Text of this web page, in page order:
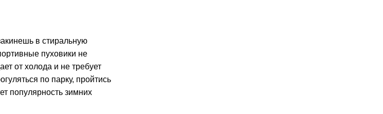
в стиральную
пуховики не
от холода и не требует
по парку, пройтись
популярность зимних